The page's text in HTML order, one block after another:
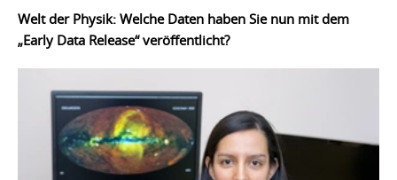
Welt der Physik: Welche Daten haben Sie nun mit dem
„Early Data Release“ veröffentlicht?